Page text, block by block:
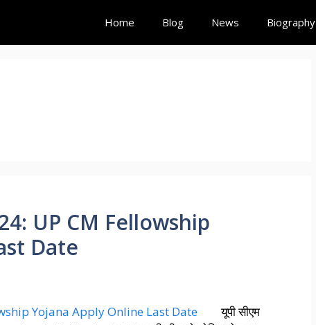
Home Blog News Biography
UP CM Fellowship
Date
यूपी सीएम